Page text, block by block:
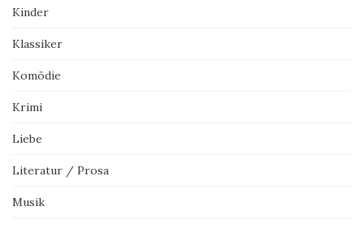
Kinder
Klassiker
Komödie
Krimi
Liebe
Literatur / Prosa
Musik